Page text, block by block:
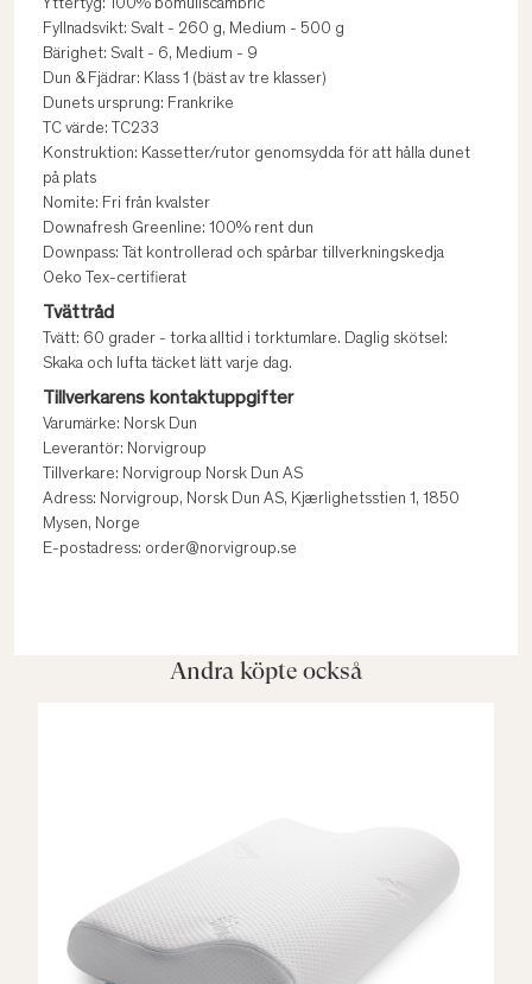
Yttertyg: 100% bomullscambric
Fyllnadsvikt: Svalt - 260 g, Medium - 500 g
Bärighet: Svalt - 6, Medium - 9
Dun & Fjädrar: Klass 1 (bäst av tre klasser)
Dunets ursprung: Frankrike
TC värde: TC233
Konstruktion: Kassetter/rutor genomsydda för att hålla dunet
på plats
Nomite: Fri från kvalster
Downafresh Greenline: 100% rent dun
Downpass: Tät kontrollerad och spårbar tillverkningskedja
Oeko Tex-certifierat
Tvättråd
Tvätt: 60 grader - torka alltid i torktumlare. Daglig skötsel:
Skaka och lufta täcket lätt varje dag.
Tillverkarens kontaktuppgifter
Varumärke: Norsk Dun
Leverantör: Norvigroup
Tillverkare: Norvigroup Norsk Dun AS
Adress: Norvigroup, Norsk Dun AS, Kjærlighetsstien 1, 1850
Mysen, Norge
E-postadress: order@norvigroup.se
Andra köpte också